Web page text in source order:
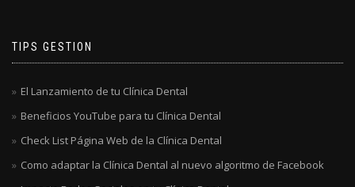
TIPS GESTION
El Lanzamiento de tu Clínica Dental
Beneficios YouTube para tu Clínica Dental
Check List Página Web de la Clínica Dental
Como adaptar la Clínica Dental al nuevo algoritmo de Facebook